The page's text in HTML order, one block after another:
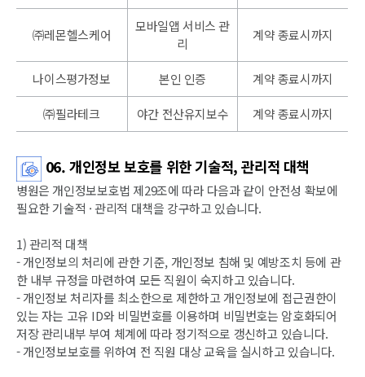
㈜레몬헬스케어
모바일앱 서비스 관
리
계약 종료시까지
나이스평가정보 본인 인증 계약 종료시까지
㈜필라테크 야간 전산유지보수 계약 종료시까지
06. 개인정보 보호를 위한 기술적, 관리적 대책
병원은 개인정보보호법 제29조에 따라 다음과 같이 안전성 확보에
필요한 기술적 · 관리적 대책을 강구하고 있습니다.
1) 관리적 대책
- 개인정보의 처리에 관한 기준, 개인정보 침해 및 예방조치 등에 관
한 내부 규정을 마련하여 모든 직원이 숙지하고 있습니다.
- 개인정보 처리자를 최소한으로 제한하고 개인정보에 접근권한이
있는 자는 고유 ID와 비밀번호를 이용하며 비밀번호는 암호화되어
저장 관리내부 부여 체계에 따라 정기적으로 갱신하고 있습니다.
- 개인정보보호를 위하여 전 직원 대상 교육을 실시하고 있습니다.